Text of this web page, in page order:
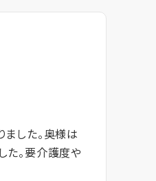
した。奥様は
た。要介護度や